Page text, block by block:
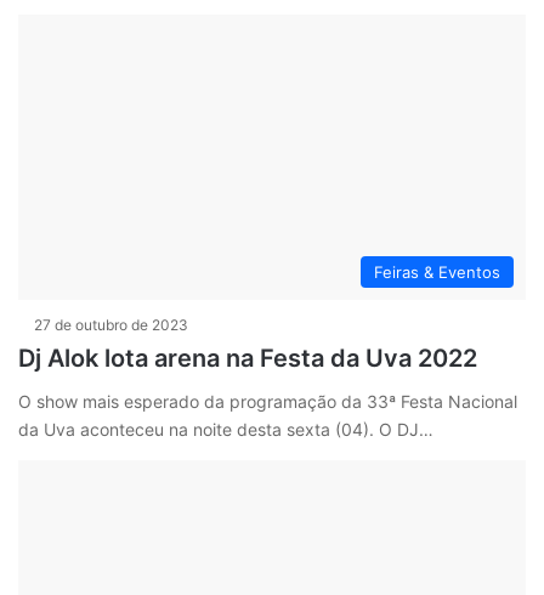
Feiras & Eventos
27 de outubro de 2023
Dj Alok lota arena na Festa da Uva 2022
O show mais esperado da programação da 33ª Festa Nacional
da Uva aconteceu na noite desta sexta (04). O DJ…